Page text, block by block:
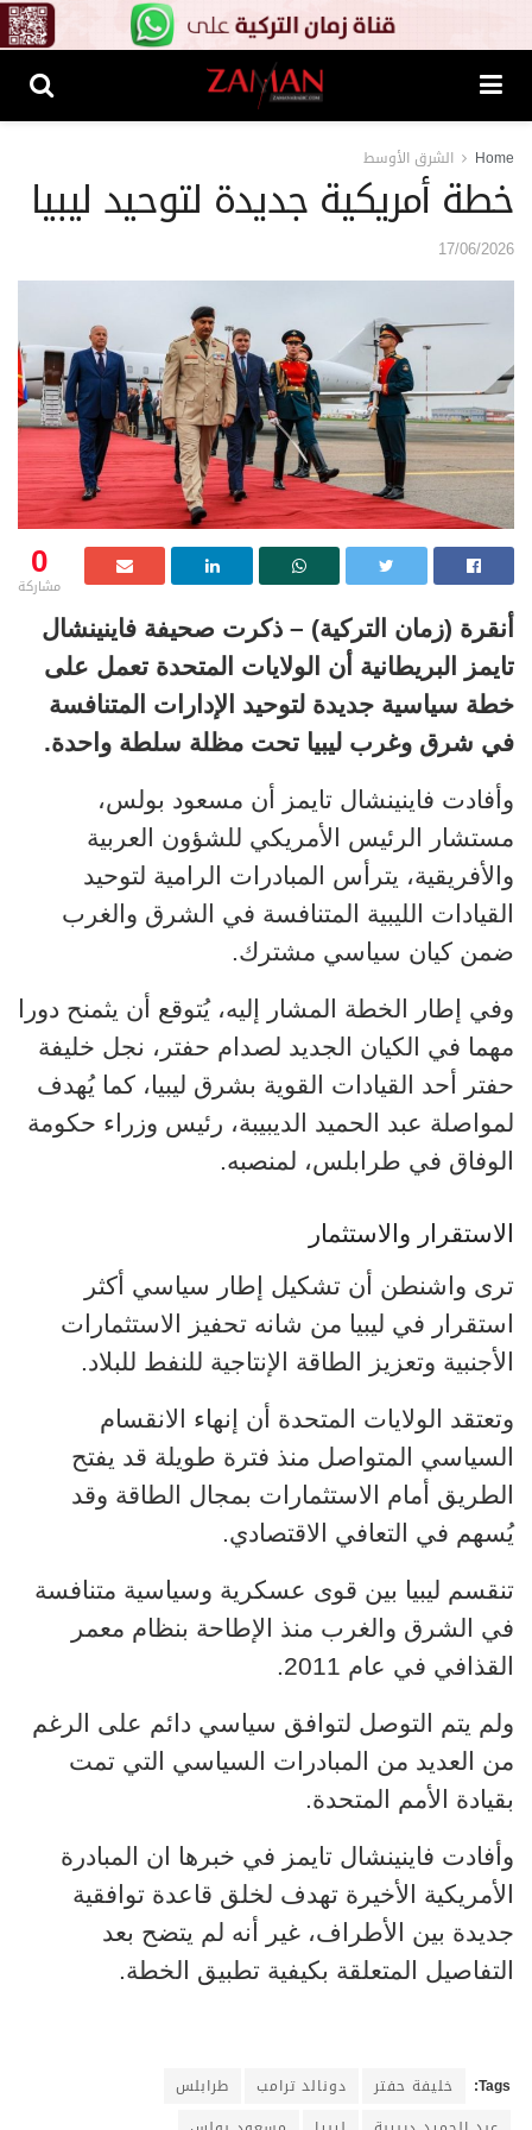
Home الشرق الأوسط
خطة أمريكية جديدة لتوحيد ليبيا
17/06/2026
0
مشاركة
أنقرة (زمان التركية) – ذكرت صحيفة فاينينشال
تايمز البريطانية أن الولايات المتحدة تعمل على
خطة سياسية جديدة لتوحيد الإدارات المتنافسة
في شرق وغرب ليبيا تحت مظلة سلطة واحدة.
وأفادت فاينينشال تايمز أن مسعود بولس،
مستشار الرئيس الأمريكي للشؤون العربية
والأفريقية، يترأس المبادرات الرامية لتوحيد
القيادات الليبية المتنافسة في الشرق والغرب
ضمن كيان سياسي مشترك.
وفي إطار الخطة المشار إليه، يُتوقع أن يثمنح دورا
مهما في الكيان الجديد لصدام حفتر، نجل خليفة
حفتر أحد القيادات القوية بشرق ليبيا، كما يُهدف
لمواصلة عبد الحميد الديبيبة، رئيس وزراء حكومة
الوفاق في طرابلس، لمنصبه.
الاستقرار والاستثمار
ترى واشنطن أن تشكيل إطار سياسي أكثر
استقرار في ليبيا من شانه تحفيز الاستثمارات
الأجنبية وتعزيز الطاقة الإنتاجية للنفط للبلاد.
وتعتقد الولايات المتحدة أن إنهاء الانقسام
السياسي المتواصل منذ فترة طويلة قد يفتح
الطريق أمام الاستثمارات بمجال الطاقة وقد
يُسهم في التعافي الاقتصادي.
تنقسم ليبيا بين قوى عسكرية وسياسية متنافسة
في الشرق والغرب منذ الإطاحة بنظام معمر
القذافي في عام 2011.
ولم يتم التوصل لتوافق سياسي دائم على الرغم
من العديد من المبادرات السياسي التي تمت
بقيادة الأمم المتحدة.
وأفادت فاينينشال تايمز في خبرها ان المبادرة
الأمريكية الأخيرة تهدف لخلق قاعدة توافقية
جديدة بين الأطراف، غير أنه لم يتضح بعد
التفاصيل المتعلقة بكيفية تطبيق الخطة.
Tags: خليفة حفتر دونالد ترامب
طرابلس